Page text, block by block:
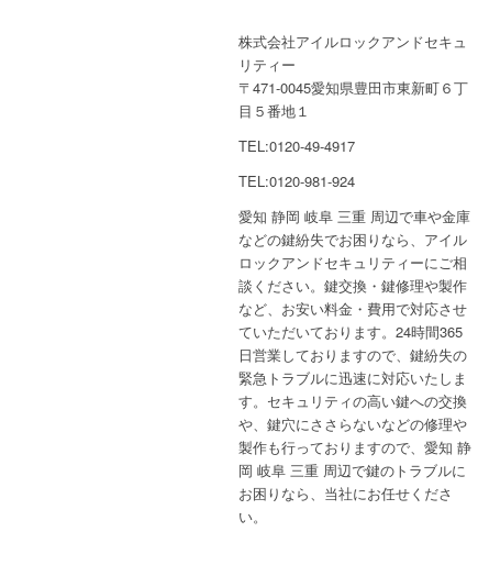
株式会社アイルロックアンドセキュ
リティー
〒471-0045愛知県豊田市東新町６丁
目５番地１
TEL:0120-49-4917
TEL:0120-981-924
愛知 静岡 岐阜 三重 周辺で車や金庫
などの鍵紛失でお困りなら、アイル
ロックアンドセキュリティーにご相
談ください。鍵交換・鍵修理や製作
など、お安い料金・費用で対応させ
ていただいております。24時間365
日営業しておりますので、鍵紛失の
緊急トラブルに迅速に対応いたしま
す。セキュリティの高い鍵への交換
や、鍵穴にささらないなどの修理や
製作も行っておりますので、愛知 静
岡 岐阜 三重 周辺で鍵のトラブルに
お困りなら、当社にお任せくださ
い。